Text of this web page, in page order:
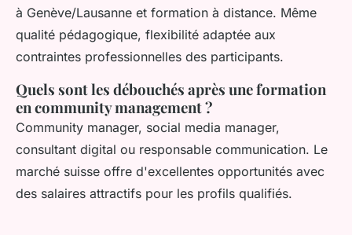
à Genève/Lausanne et formation à distance. Même
qualité pédagogique, flexibilité adaptée aux
contraintes professionnelles des participants.
Quels sont les débouchés après une formation
en community management ?
Community manager, social media manager,
consultant digital ou responsable communication. Le
marché suisse offre d'excellentes opportunités avec
des salaires attractifs pour les profils qualifiés.